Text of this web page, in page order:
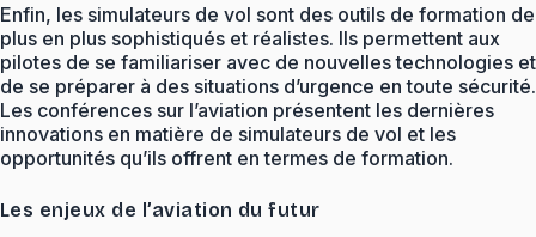
Enfin, les simulateurs de vol sont des outils de formation de
plus en plus sophistiqués et réalistes. Ils permettent aux
pilotes de se familiariser avec de nouvelles technologies et
de se préparer à des situations d’urgence en toute sécurité.
Les conférences sur l’aviation présentent les dernières
innovations en matière de simulateurs de vol et les
opportunités qu’ils offrent en termes de formation.
Les enjeux de l’aviation du futur